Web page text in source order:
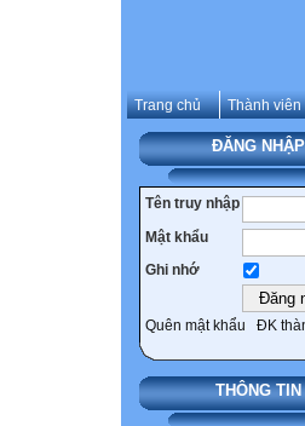
Trang chủ Thành viên
ĐĂNG NHẬP
Tên truy nhập
Mật khẩu
Ghi nhớ
Quên mật khẩu ĐK
THÔNG TIN